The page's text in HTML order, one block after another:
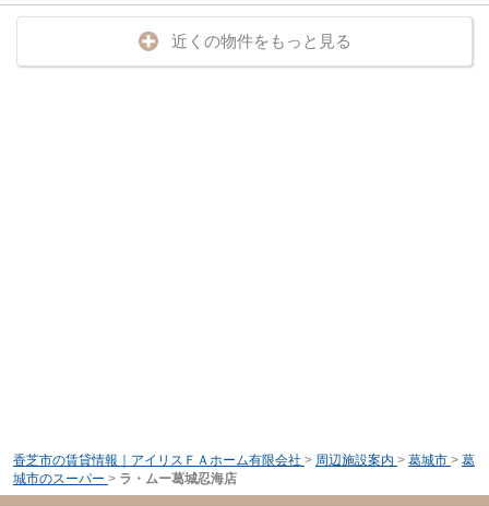
近くの物件をもっと見る
香芝市の賃貸情報｜アイリスＦＡホーム有限会社 > 周辺施設案内 > 葛城市 > 葛
城市のスーパー > ラ・ムー葛城忍海店